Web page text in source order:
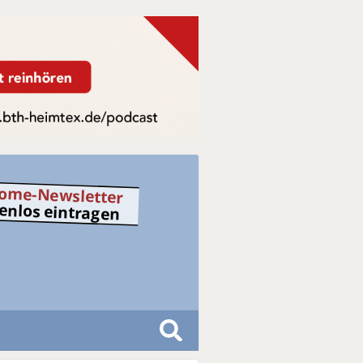
Newsletter
eintragen
S